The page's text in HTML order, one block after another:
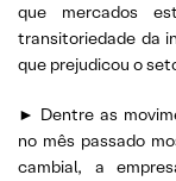
que mercados
transitoriedade da
que prejudicou o
► Dentre as
no mês passado
cambial, a